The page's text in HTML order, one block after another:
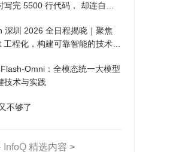
写完 5500 行代码， 却连自己
深圳 2026 全日程揭晓｜聚焦
工程化，构建可靠智能的技术路
Omni：全模态统一大模型
技术与实践
不够了
InfoQ 精选内容 >